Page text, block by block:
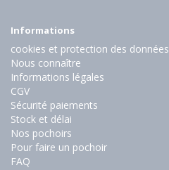
Informations
cookies et protection des données
Nous connaître
Informations légales
CGV
Sécurité paiements
Stock et délai
Nos pochoirs
Pour faire un pochoir
FAQ